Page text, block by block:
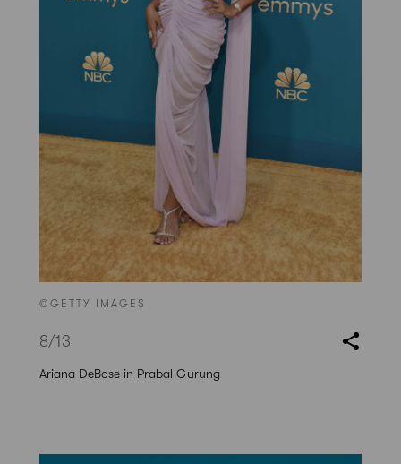
©GETTY IMAGES
8/13
Ariana DeBose in Prabal Gurung